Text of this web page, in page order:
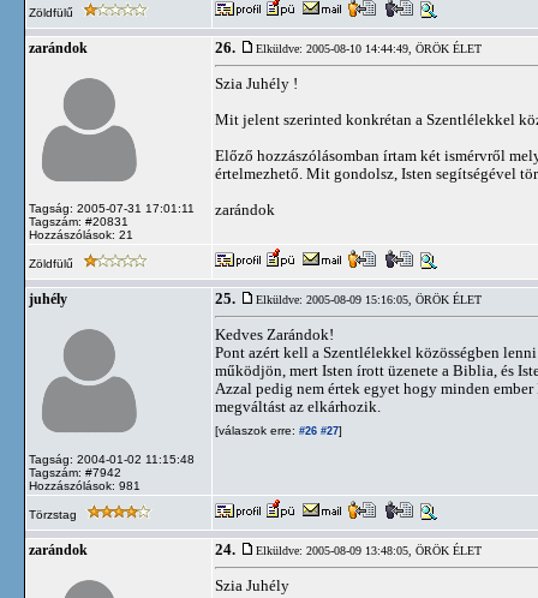
Zöldfülű
zarándok
Tagság: 2005-07-31 17:01:11
Tagszám: #20831
Hozzászólások: 21
26. Elküldve: 2005-08-10 14:44:49, ÖRÖK ÉLET
Szia Juhély !
Mit jelent szerinted konkrétan a Szentlélekkel
Előző hozzászólásomban írtam két ismérvről
értelmezhető. Mit gondolsz, Isten segítségével
zarándok
Zöldfülű
juhély
Tagság: 2004-01-02 11:15:48
Tagszám: #7942
Hozzászólások: 981
25. Elküldve: 2005-08-09 15:16:05, ÖRÖK ÉLET
Kedves Zarándok!
Pont azért kell a Szentlélekkel közösségben
működjön, mert Isten írott üzenete a Biblia, és
Azzal pedig nem értek egyet hogy minden
megváltást az elkárhozik.
[válaszok erre: #26 #27]
Törzstag
zarándok 24. Elküldve: 2005-08-09 13:48:05, ÖRÖK ÉLET
Szia Juhély